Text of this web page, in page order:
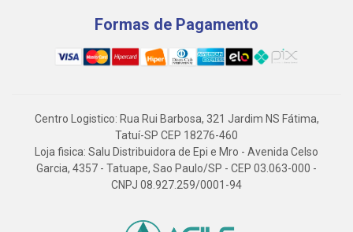
Formas de Pagamento
Centro Logistico: Rua Rui Barbosa, 321 Jardim NS Fátima,
Tatuí-SP CEP 18276-460
Loja fisica: Salu Distribuidora de Epi e Mro - Avenida Celso
Garcia, 4357 - Tatuape, Sao Paulo/SP - CEP 03.063-000 -
CNPJ 08.927.259/0001-94